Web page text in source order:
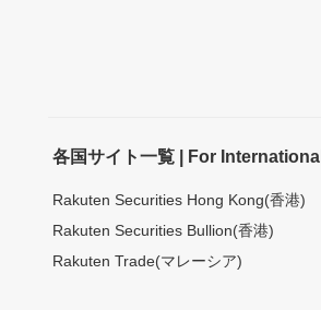
各国サイト一覧 | For International
Rakuten Securities Hong Kong(香港)
Rakuten Securities Bullion(香港)
Rakuten Trade(マレーシア)